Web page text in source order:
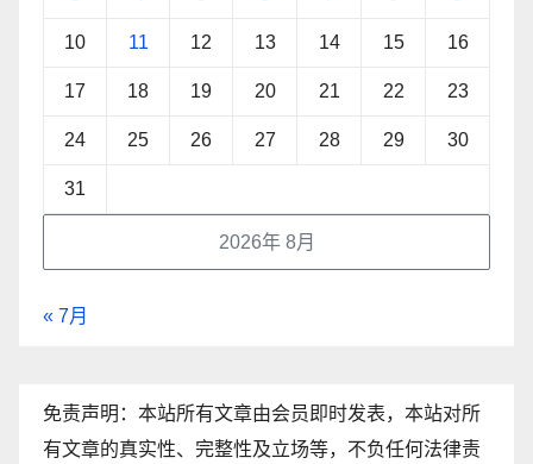
2026年 8月
10 11 12 13 14 15 16
17 18 19 20 21 22 23
24 25 26 27 28 29 30
31
« 7月
免责声明：本站所有文章由会员即时发表，本站对所
有文章的真实性、完整性及立场等，不负任何法律责